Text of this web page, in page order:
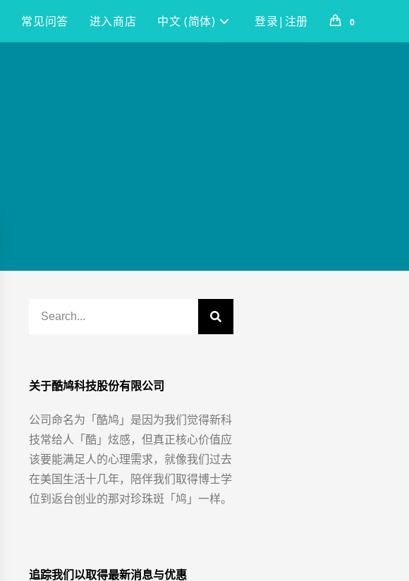
常见问答 进入商店 中文 (简体) 登录|注册 0
关于酷鸠科技股份有限公司
公司命名为「酷鸠」是因为我们觉得新科
技常给人「酷」炫感，但真正核心价值应
该要能满足人的心理需求，就像我们过去
在美国生活十几年，陪伴我们取得博士学
位到返台创业的那对珍珠斑「鸠」一样。
追踪我们以取得最新消息与优惠